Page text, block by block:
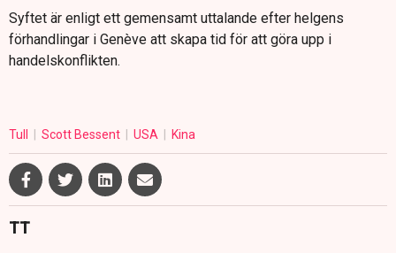
Syftet är enligt ett gemensamt uttalande efter helgens
förhandlingar i Genève att skapa tid för att göra upp i
handelskonflikten.
Tull Scott Bessent USA Kina
TT